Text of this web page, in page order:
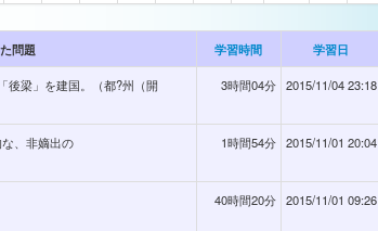
問題 学習時間 学習日
後梁」を建国。（都?州（開
3時間04分 2015/11/04 23:18
、非嫡出の 1時間54分 2015/11/01 20:04
40時間20分 2015/11/01 09:26